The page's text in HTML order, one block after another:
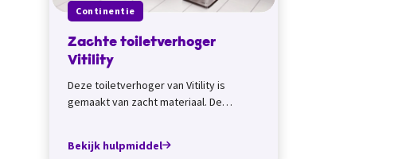
Continentie
Zachte toiletverhoger
Vitility
Deze toiletverhoger van Vitility is
gemaakt van zacht materiaal. De
Bekijk hulpmiddel